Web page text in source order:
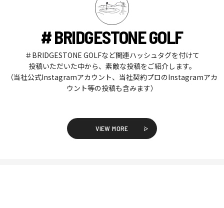
# BRIDGESTONE GOLF
＃BRIDGESTONE GOLFなど関連ハッシュタグを付けて
投稿いただいた中から、素敵な投稿をご紹介します。
（当社公式Instagramアカウント、当社契約プロのInstagramアカ
ウント等の投稿も含みます）
VIEW MORE